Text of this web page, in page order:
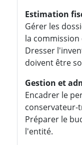
Estimation
Gérer les
la
Dresser
doivent être
Gestion et
Encadrer le
conservateur-
Préparer le
l'entité.